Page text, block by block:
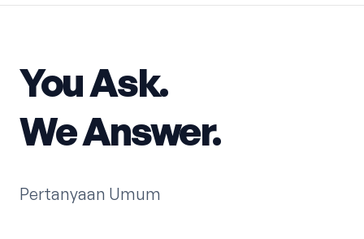
You Ask.
We Answer.
Pertanyaan Umum